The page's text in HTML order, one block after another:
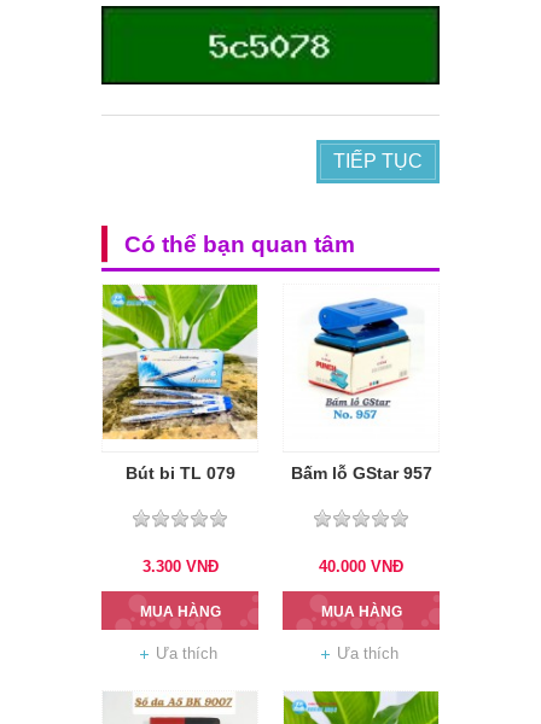
TIẾP TỤC
Có thể bạn quan tâm
Bút bi TL 079
3.300 VNĐ
MUA HÀNG
Ưa thích
Bấm lỗ GStar 957
40.000 VNĐ
MUA HÀNG
Ưa thích